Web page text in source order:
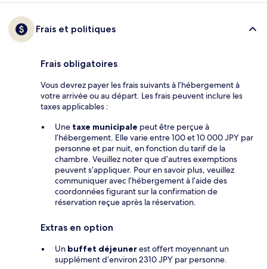
Frais et politiques
Frais obligatoires
Vous devrez payer les frais suivants à l’hébergement à
votre arrivée ou au départ. Les frais peuvent inclure les
taxes applicables :
Une taxe municipale peut être perçue à
l’hébergement. Elle varie entre 100 et 10 000 JPY par
personne et par nuit, en fonction du tarif de la
chambre. Veuillez noter que d’autres exemptions
peuvent s’appliquer. Pour en savoir plus, veuillez
communiquer avec l’hébergement à l’aide des
coordonnées figurant sur la confirmation de
réservation reçue après la réservation.
Extras en option
Un buffet déjeunerest offert moyennant un
supplément d’environ 2310 JPY par personne.